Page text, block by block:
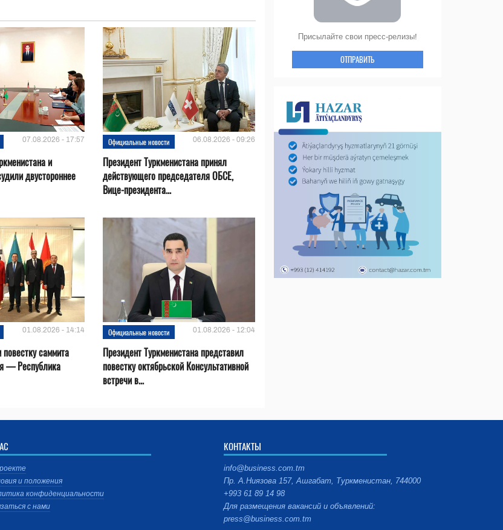
07.08.2026 - 17:57
и
двустороннее
Официальные новости 06.08.2026 - 09:26
Президент Туркменистана принял
действующего председателя ОБСЕ,
Вице-президента...
01.08.2026 - 14:14
саммита
— Республика
Официальные новости 01.08.2026 - 12:04
Президент Туркменистана представил
повестку октябрьской Консультативной
встречи в...
Присылайте свои пресс-релизы!
ОТПРАВИТЬ
и положения
конфиденциальности
с нами
КОНТАКТЫ
info@business.com.tm
Пр. А.Ниязова 157, Ашгабат, Туркменистан, 744000
+993 61 89 14 98
Для размещения вакансий и объявлений:
press@business.com.tm